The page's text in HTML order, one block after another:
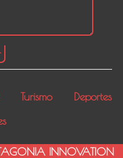
Turismo
Deportes
INNOVATION